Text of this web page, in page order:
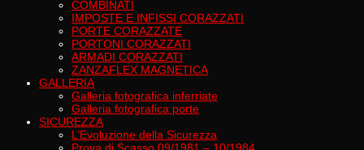
COMBINATI
IMPOSTE E INFISSI CORAZZATI
PORTE CORAZZATE
PORTONI CORAZZATI
ARMADI CORAZZATI
ZANZAFLEX MAGNETICA
GALLERIA
Galleria fotografica inferriate
Galleria fotografica porte
SICUREZZA
L’Evoluzione della Sicurezza